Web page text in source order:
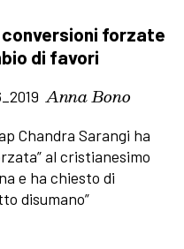
forzate
di favori
Anna Bono
Chandra Sarangi ha
al cristianesimo
e ha chiesto di
disumano”